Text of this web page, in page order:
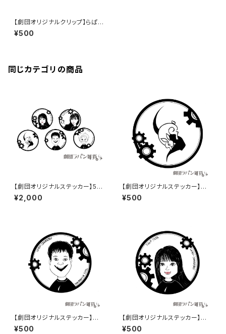
【劇団オリジナルクリップ】らぱん
紙クリップ
¥500
同じカテゴリの商品
【劇団オリジナルステッカー】5種
オールセット
¥2,000
【劇団オリジナルステッカー】オ
リジナルロゴver.
¥500
【劇団オリジナルステッカー】イ
ラストステッカー羽川洸太ver.
¥500
【劇団オリジナルステッカー】イ
ラストステッカー真野未華ver.
¥500